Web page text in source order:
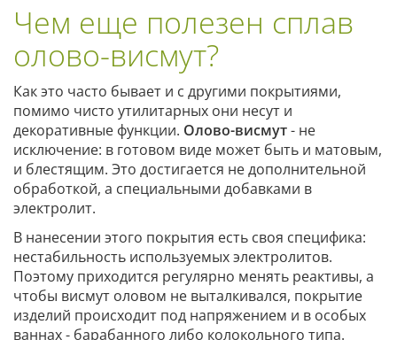
Чем еще полезен сплав
олово-висмут?
Как это часто бывает и с другими покрытиями,
помимо чисто утилитарных они несут и
декоративные функции. Олово-висмут- не
исключение: в готовом виде может быть и матовым,
и блестящим. Это достигается не дополнительной
обработкой, а специальными добавками в
электролит.
В нанесении этого покрытия есть своя специфика:
нестабильность используемых электролитов.
Поэтому приходится регулярно менять реактивы, а
чтобы висмут оловом не выталкивался, покрытие
изделий происходит под напряжением и в особых
ваннах - барабанного либо колокольного типа.